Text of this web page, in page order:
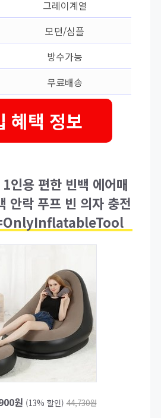
그레이계열
모던/심플
방수가능
무료배송
혜택 정보
인용 편한 빈백 에어매
안락 푸프 빈 의자 충전
원 (13% 할인) 44,730원